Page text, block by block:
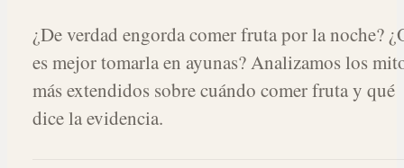
¿De verdad engorda comer fruta por la noche?
es mejor tomarla en ayunas? Analizamos los
más extendidos sobre cuándo comer fruta y qué
dice la evidencia.